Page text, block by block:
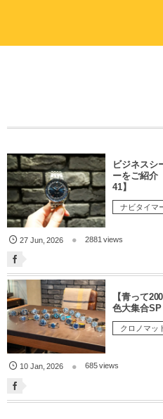
ビジネスシ
ーをご紹介
41】
ナビタイマ
27 Jun,2026 2881 views
【青って
色大集合SP
クロノマッ
10 Jan,2026 685 views